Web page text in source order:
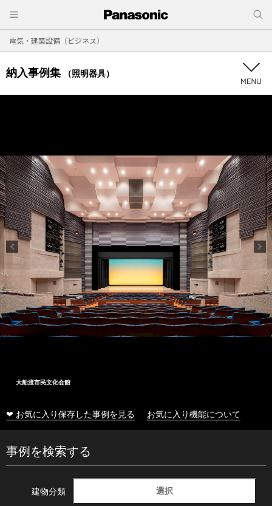
電気・建築設備（ビジネス）
納入事例集 （照明器具）
大船渡市民文化会館
❤ お気に入り保存した事例を見る お気に入り機能について
事例を検索する
建物分類 選択